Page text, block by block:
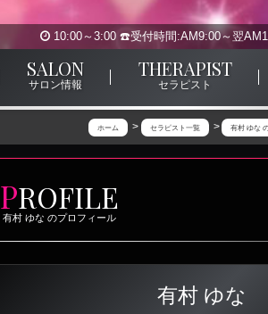
10:00～3:00 ☎️受付時間:AM9:00～翌
SALON
サロン情報
THERAPIST
セラピスト
ホーム セラピスト一覧 有村 ゆな
PROFILE
有村 ゆな のプロフィール
有村 ゆな